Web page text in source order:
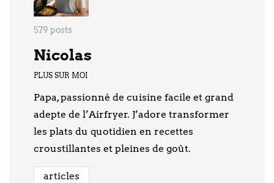
579 posts
Nicolas
PLUS SUR MOI
Papa, passionné de cuisine facile et grand
adepte de l’Airfryer. J’adore transformer
les plats du quotidien en recettes
croustillantes et pleines de goût.
articles